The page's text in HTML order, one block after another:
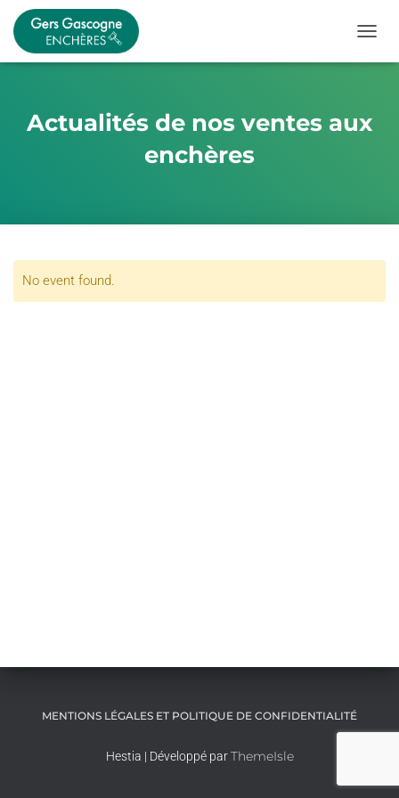
Actualités de nos ventes aux
enchères
No event found.
MENTIONS LÉGALES ET POLITIQUE DE CONFIDENTIALITÉ
Hestia | Développé parThemeIsle